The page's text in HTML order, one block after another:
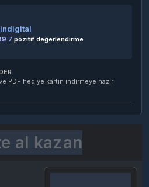
pozitif değerlendirme
PDF hediye kartın indirmeye hazır
al kazan